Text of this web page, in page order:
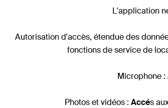
L'application
Autorisation d'accès, étendue des
fonctions de service de
Microphone
Photos et vidéos : Accés